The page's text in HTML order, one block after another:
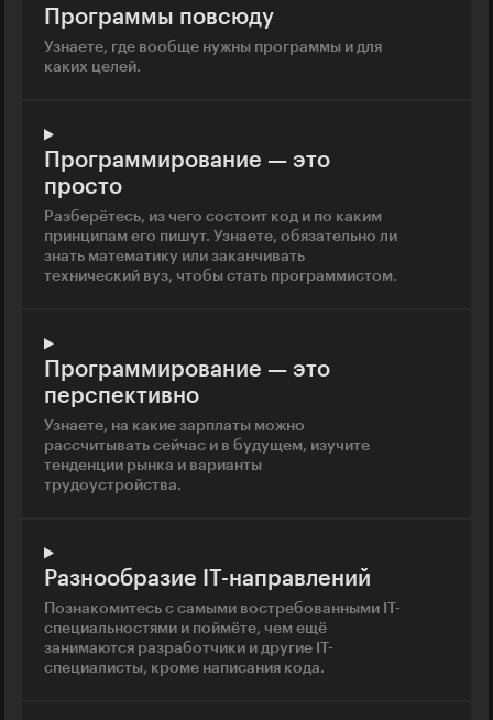
Программы повсюду
Узнаете, где вообще нужны программы и для
каких целей.
Программирование — это
просто
Разберётесь, из чего состоит код и по каким
принципам его пишут. Узнаете, обязательно ли
знать математику или заканчивать
технический вуз, чтобы стать программистом.
Программирование — это
перспективно
Узнаете, на какие зарплаты можно
рассчитывать сейчас и в будущем, изучите
тенденции рынка и варианты
трудоустройства.
Разнообразие IT-направлений
Познакомитесь с самыми востребованными IT-
специальностями и поймёте, чем ещё
занимаются разработчики и другие IT-
специалисты, кроме написания кода.